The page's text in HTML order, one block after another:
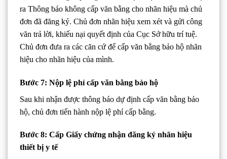
ra Thông báo không cấp văn bằng cho nhãn hiệu mà chủ
đơn đã đăng ký. Chủ đơn nhãn hiệu xem xét và gửi công
văn trả lời, khiếu nại quyết định của Cục Sở hữu trí tuệ.
Chủ đơn đưa ra các căn cứ để cấp văn bằng bảo hộ nhãn
hiệu cho nhãn hiệu của mình.
Bước 7: Nộp lệ phí cấp văn bằng bảo hộ
Sau khi nhận được thông báo dự định cấp văn bằng bảo
hộ, chủ đơn tiến hành nộp lệ phí cấp bằng.
Bước 8: Cấp Giấy chứng nhận đăng ký nhãn hiệu
thiết bị y tế